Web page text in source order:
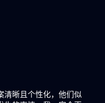
清晰且个性化，他们似